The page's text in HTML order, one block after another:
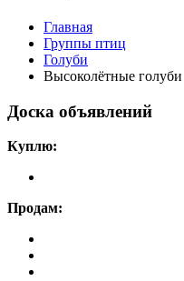
Главная
Группы птиц
Голуби
Высоколётные голуби
Доска объявлений
Куплю:
Продам: